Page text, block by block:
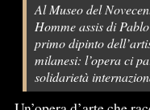
Al Museo del
Homme assis di
primo dipinto
milanesi: l’opera ci
solidarietà